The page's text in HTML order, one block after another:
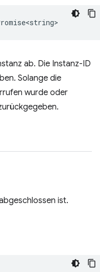
ab. Die Instanz-ID
Solange die
wurde oder
ist.